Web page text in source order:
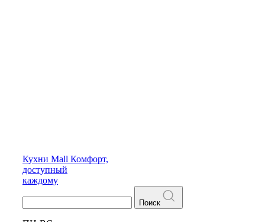
Кухни Mall Комфорт,
доступный
каждому
Поиск